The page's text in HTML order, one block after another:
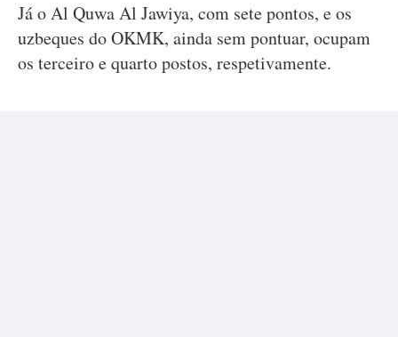
Já o Al Quwa Al Jawiya, com sete pontos, e os
uzbeques do OKMK, ainda sem pontuar, ocupam
os terceiro e quarto postos, respetivamente.